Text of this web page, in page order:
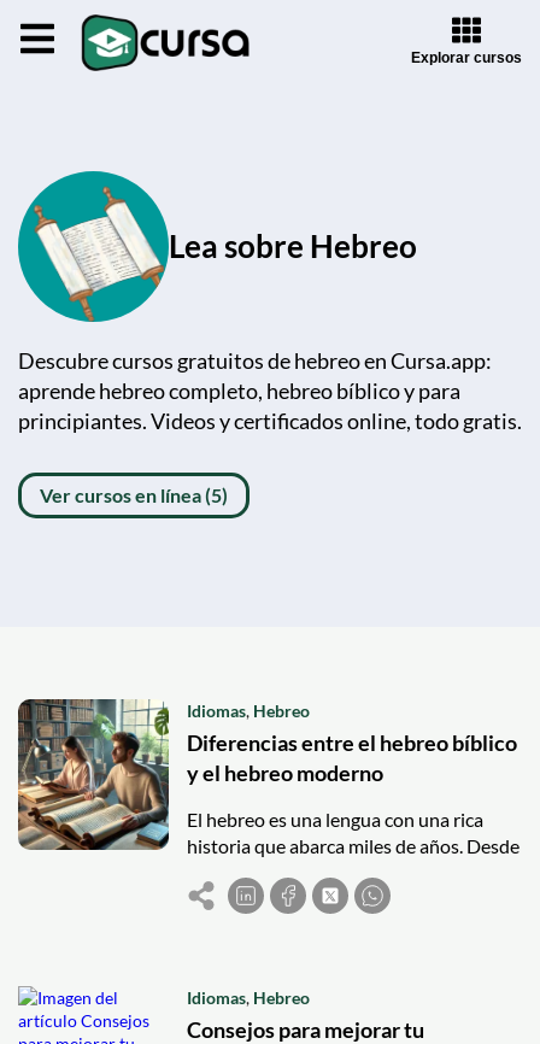
Explorar cursos
Lea sobre Hebreo
Descubre cursos gratuitos de hebreo en Cursa.app:
aprende hebreo completo, hebreo bíblico y para
principiantes. Videos y certificados online, todo gratis.
Ver cursos en línea (5)
Idiomas, Hebreo
Diferencias entre el hebreo bíblico
y el hebreo moderno
El hebreo es una lengua con una rica
historia que abarca miles de años. Desde
sus raíces bíblicas hasta su
resurgimiento como lengua viva en la
entre el hebreo bíblico y el hebreo
moderno.
Idiomas, Hebreo
Consejos para mejorar tu